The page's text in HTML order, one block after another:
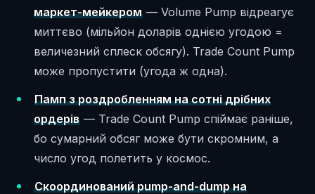
маркет-мейкером— Volume Pump відреагує
миттєво (мільйон доларів однією угодою =
величезний сплеск обсягу). Trade Count Pump
може пропустити (угода ж одна).
Памп з роздробленням на сотні дрібних
ордерів— Trade Count Pump спіймає раніше,
бо сумарний обсяг може бути скромним, а
число угод полетить у космос.
Скоординований pump-and-dump на